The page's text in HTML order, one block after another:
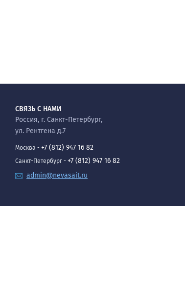
СВЯЗЬ С НАМИ
Россия, г. Санкт-Петербург,
ул. Рентгена д.7
Москва - +7 (812) 947 16 82
Санкт-Петербург - +7 (812) 947 16 82
admin@nevasait.ru